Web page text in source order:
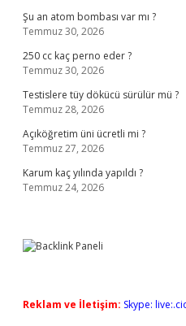
Şu an atom bombası var mı ?
Temmuz 30, 2026
250 cc kaç perno eder ?
Temmuz 30, 2026
Testislere tüy dökücü sürülür mü ?
Temmuz 28, 2026
Açıköğretim üni ücretli mi ?
Temmuz 27, 2026
Karum kaç yılında yapıldı ?
Temmuz 24, 2026
Reklam ve İletişim: Skype: